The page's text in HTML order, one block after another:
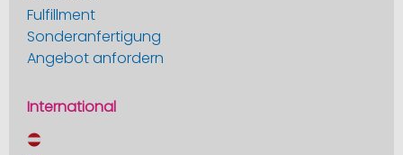
Fulfillment
Sonderanfertigung
Angebot anfordern
International